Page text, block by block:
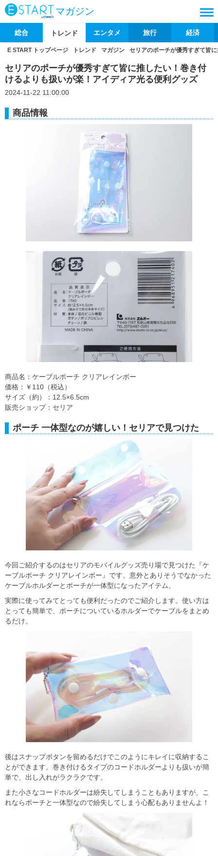
マガジン
総合 トレンド エンタメ 旅行 経済
E START トップページ トレンド マガジン セリアのポーチが優秀すぎて皆
セリアのポーチが優秀すぎて皆に推したい！巻き付
けるよりも扱いが楽！アイディア光る便利グッズ
2024-11-22 11:00:00
商品情報
商品名：ケーブルポーチ クリアレインボー
価格：￥110（税込）
サイズ（約）：12.5×6.5cm
販売ショップ：セリア
ポーチ 一体型なのが嬉しい！セリアで見つけた
今回ご紹介するのはセリアのモバイルグッズ売り場で見つけた『ケ
ーブルポーチ クリアレインボー』です。意外とありそうでなかった
ケーブルホルダーとポーチが一体型になったアイテム。
実際に使ってみてとっても便利だったのでご紹介します。使い方は
とっても簡単で、ポーチについているホルダーでケーブルをまとめ
るだけ。
後はスナップボタンを留めるだけでこのようにキレイに収納するこ
とができます。巻き付けるタイプのコードホルダーよりも扱いが簡
単で、出し入れがラクラクです。
また小さなコードホルダーは紛失してしまうこともありますが、こ
れならポーチと一体型なので紛失してしまう心配もありませんよ！